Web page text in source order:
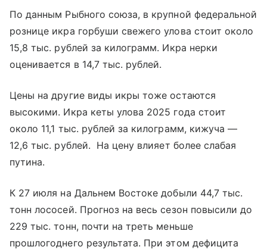
По данным Рыбного союза, в крупной федеральной
рознице икра горбуши свежего улова стоит около
15,8 тыс. рублей за килограмм. Икра нерки
оценивается в 14,7 тыс. рублей.
Цены на другие виды икры тоже остаются
высокими. Икра кеты улова 2025 года стоит
около 11,1 тыс. рублей за килограмм, кижуча —
12,6 тыс. рублей. На цену влияет более слабая
путина.
К 27 июля на Дальнем Востоке добыли 44,7 тыс.
тонн лососей. Прогноз на весь сезон повысили до
229 тыс. тонн, почти на треть меньше
прошлогоднего результата. При этом дефицита